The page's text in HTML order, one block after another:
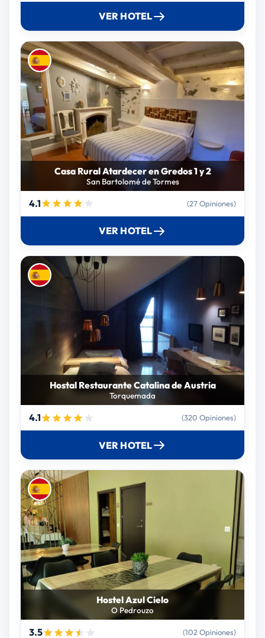
VER HOTEL
Casa Rural Atardecer en Gredos 1 y 2
San Bartolomé de Tormes
4.1 (27 Opiniones)
VER HOTEL
Hostal Restaurante Catalina de Austria
Torquemada
4.1 (320 Opiniones)
VER HOTEL
Hostel Azul Cielo
O Pedrouzo
3.5 (102 Opiniones)